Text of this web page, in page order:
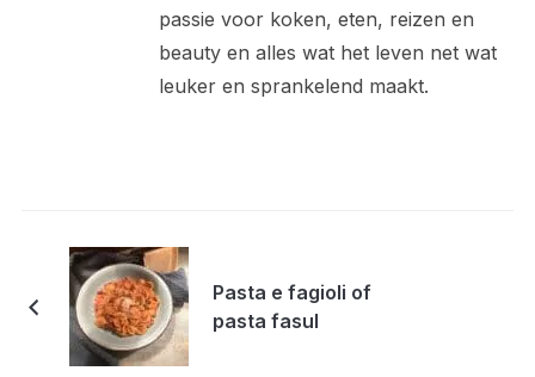
passie voor koken, eten, reizen en
beauty en alles wat het leven net wat
leuker en sprankelend maakt.
Pasta e fagioli of
pasta fasul